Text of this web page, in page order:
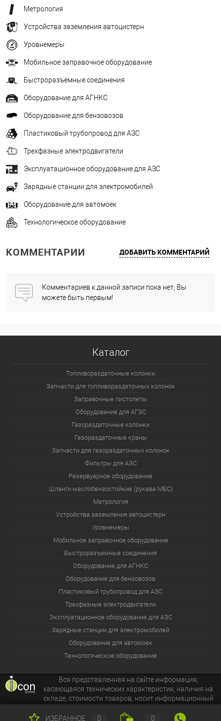
Метрология
Устройства заземления автоцистерн
Уровнемеры
Мобильное заправочное оборудование
Быстроразъемные соединения
Оборудование для АГНКС
Оборудование для бензовозов
Пластиковый трубопровод для АЗС
Трехфазные электродвигатели
Эксплуатационное оборудование для АЗС
Зарядные станции для электромобилей
Оборудование для автомоек
Технологическое оборудование
КОММЕНТАРИИ ДОБАВИТЬ КОММЕНТАРИЙ
Комментариев к данной записи пока нет, Вы
можете быть первым!
Каталог
Топливораздаточные колонки
Запчасти для топливораздаточных колонок
Заправочные пистолеты
Оборудование для АГЗС
Газораздаточные колонки
Газораздаточные краны
Запчасти для газораздаточных колонок
Фильтры для АЗС
Резервуарное оборудование
Шланги маслобензостойкие (рукава МБС)
Метрология
Устройства заземления автоцистерн
Уровнемеры
Мобильное заправочное оборудование
Быстроразъемные соединения
Оборудование для АГНКС
Оборудование для бензовозов
Пластиковый трубопровод для АЗС
Трехфазные электродвигатели
Эксплуатационное оборудование для АЗС
Зарядные станции для электромобилей
Оборудование для автомоек
Технологическое оборудование
Вся представленная на сайте информация,
касающаяся технических характеристик, наличия на
складе, стоимости товаров, носит информационный
офертой.
ИЗБРАННОЕ 0 0